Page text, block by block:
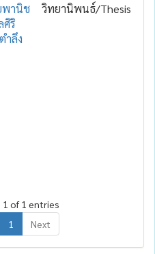
พานิช
ศิริ
ำลึง
วิทยานิพนธ์/Thesis
of 1 entries
1 Next